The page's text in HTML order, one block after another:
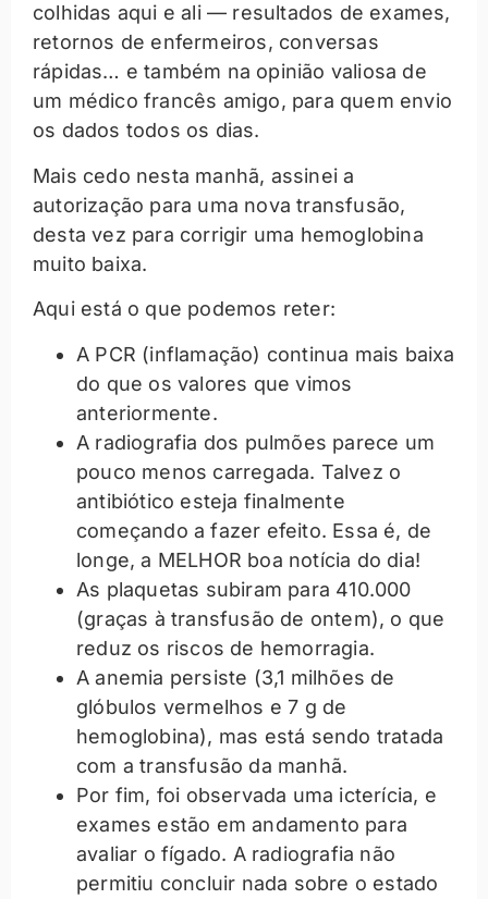
colhidas aqui e ali — resultados de exames,
retornos de enfermeiros, conversas
rápidas… e também na opinião valiosa de
um médico francês amigo, para quem envio
os dados todos os dias.
Mais cedo nesta manhã, assinei a
autorização para uma nova transfusão,
desta vez para corrigir uma hemoglobina
muito baixa.
Aqui está o que podemos reter:
A PCR (inflamação) continua mais baixa
do que os valores que vimos
anteriormente.
A radiografia dos pulmões parece um
pouco menos carregada. Talvez o
antibiótico esteja finalmente
começando a fazer efeito. Essa é, de
longe, a MELHOR boa notícia do dia!
As plaquetas subiram para 410.000
(graças à transfusão de ontem), o que
reduz os riscos de hemorragia.
A anemia persiste (3,1 milhões de
glóbulos vermelhos e 7 g de
hemoglobina), mas está sendo tratada
com a transfusão da manhã.
Por fim, foi observada uma icterícia, e
exames estão em andamento para
avaliar o fígado. A radiografia não
permitiu concluir nada sobre o estado